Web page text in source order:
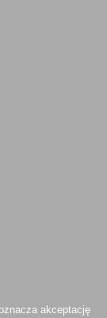
akceptację